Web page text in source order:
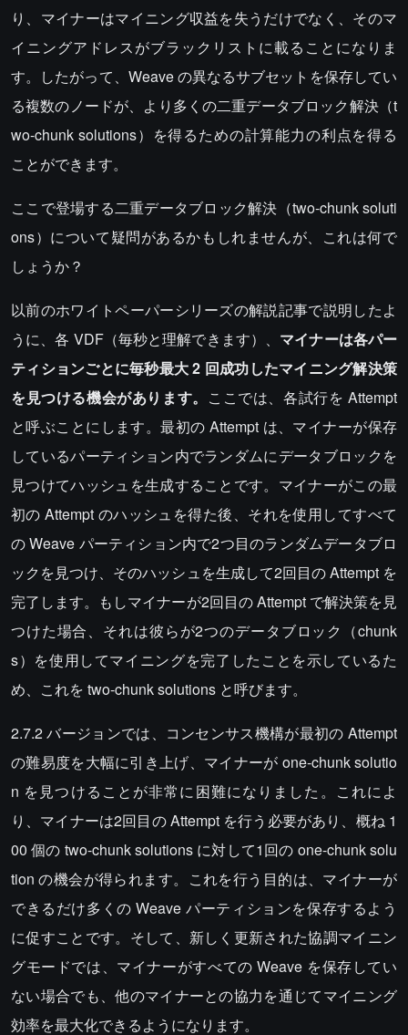
り、マイナーはマイニング収益を失うだけでなく、そのマ
イニングアドレスがブラックリストに載ることになりま
す。したがって、Weave の異なるサブセットを保存してい
る複数のノードが、より多くの二重データブロック解決（t
wo-chunk solutions）を得るための計算能力の利点を得る
ことができます。
ここで登場する二重データブロック解決（two-chunk soluti
ons）について疑問があるかもしれませんが、これは何で
しょうか？
以前のホワイトペーパーシリーズの解説記事で説明したよ
うに、各 VDF（毎秒と理解できます）、 マイナーは各パー
ティションごとに毎秒最大 2 回成功したマイニング解決策
を見つける機会があります。 ここでは、各試行を Attempt
と呼ぶことにします。最初の Attempt は、マイナーが保存
しているパーティション内でランダムにデータブロックを
見つけてハッシュを生成することです。マイナーがこの最
初の Attempt のハッシュを得た後、それを使用してすべて
の Weave パーティション内で2つ目のランダムデータブロ
ックを見つけ、そのハッシュを生成して2回目の Attempt を
完了します。もしマイナーが2回目の Attempt で解決策を見
つけた場合、それは彼らが2つのデータブロック（chunk
s）を使用してマイニングを完了したことを示しているた
め、これを two-chunk solutions と呼びます。
2.7.2 バージョンでは、コンセンサス機構が最初の Attempt
の難易度を大幅に引き上げ、マイナーが one-chunk solutio
n を見つけることが非常に困難になりました。これによ
り、マイナーは2回目の Attempt を行う必要があり、概ね 1
00 個の two-chunk solutions に対して1回の one-chunk solu
tion の機会が得られます。これを行う目的は、マイナーが
できるだけ多くの Weave パーティションを保存するよう
に促すことです。そして、新しく更新された協調マイニン
グモードでは、マイナーがすべての Weave を保存してい
ない場合でも、他のマイナーとの協力を通じてマイニング
効率を最大化できるようになります。